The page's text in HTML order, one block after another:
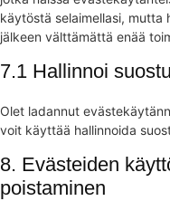
käytöstä selaimellasi, mutta
jälkeen välttämättä enää
7.1 Hallinnoi
Olet ladannut
voit käyttää hallinnoida
8. Evästeiden
poistaminen